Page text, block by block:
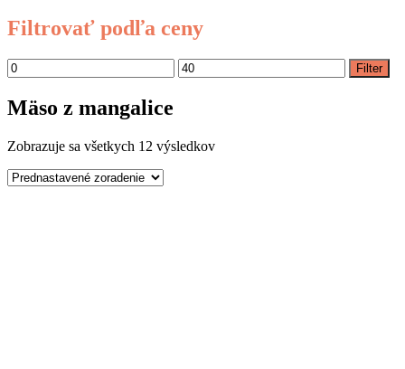
Filtrovať podľa ceny
Filter
Mäso z mangalice
Zobrazuje sa všetkych 12 výsledkov